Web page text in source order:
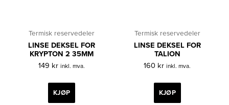
Termisk reservedeler
LINSE DEKSEL FOR
KRYPTON 2 35MM
149 kr inkl. mva.
KJØP
Termisk reservedeler
LINSE DEKSEL FOR
TALION
160 kr inkl. mva.
KJØP